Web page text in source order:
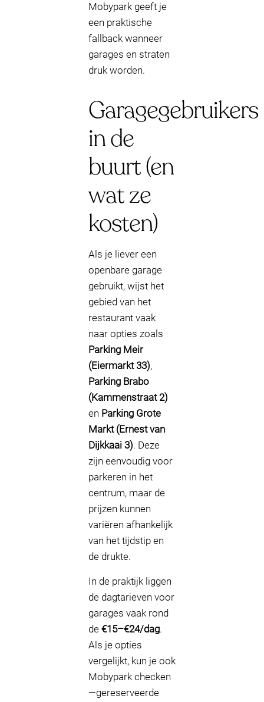
Mobypark geeft je
een praktische
fallback wanneer
garages en straten
druk worden.
Garagegebruikers
in de
buurt (en
wat ze
kosten)
Als je liever een
openbare garage
gebruikt, wijst het
gebied van het
restaurant vaak
naar opties zoals
Parking Meir
(Eiermarkt 33),
Parking Brabo
(Kammenstraat 2)
en Parking Grote
Markt (Ernest van
Dijkkaai 3). Deze
zijn eenvoudig voor
parkeren in het
centrum, maar de
prijzen kunnen
variëren afhankelijk
van het tijdstip en
de drukte.
In de praktijk liggen
de dagtarieven voor
garages vaak rond
de €15–€24/dag.
Als je opties
vergelijkt, kun je ook
Mobypark checken
—gereserveerde